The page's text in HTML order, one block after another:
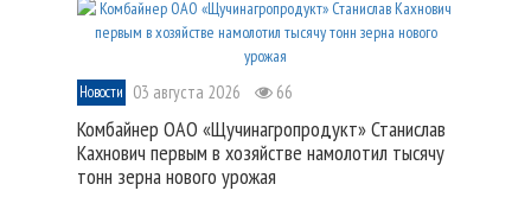
Новости 03 августа 2026 66
Комбайнер ОАО «Щучинагропродукт» Станислав
Кахнович первым в хозяйстве намолотил тысячу
тонн зерна нового урожая